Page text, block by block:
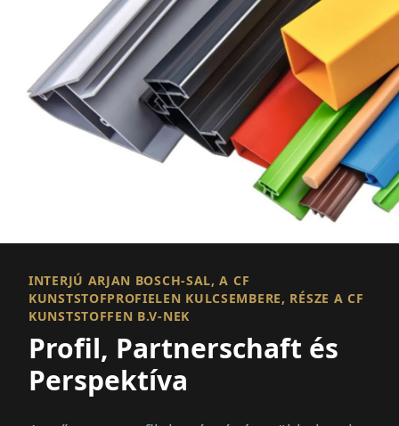
INTERJÚ ARJAN BOSCH-SAL, A CF
KUNSTSTOFPROFIELEN KULCSEMBERE, RÉSZE A CF
KUNSTSTOFFEN B.V-NEK
Profil, Partnerschaft és
Perspektíva